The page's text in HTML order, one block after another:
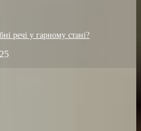
речі у гарному стані?